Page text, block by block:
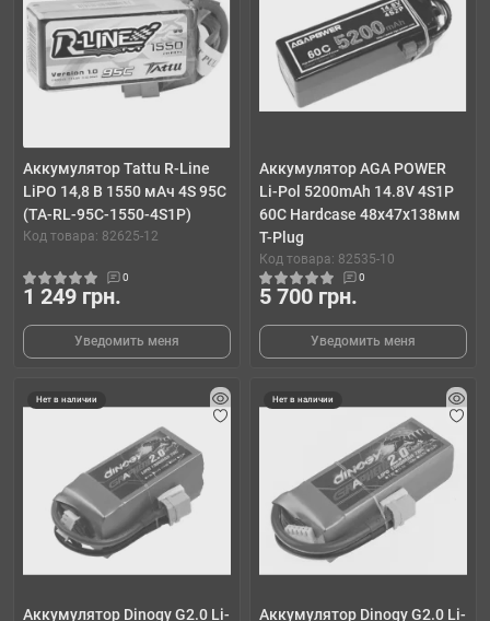
Аккумулятор Tattu R-Line
LiPO 14,8 В 1550 мАч 4S 95C
(TA-RL-95C-1550-4S1P)
Код товара: 82625-12
0
1 249 грн.
Уведомить меня
Аккумулятор AGA POWER
Li-Pol 5200mAh 14.8V 4S1P
60C Hardcase 48x47x138мм
T-Plug
Код товара: 82535-10
0
5 700 грн.
Уведомить меня
Нет в наличии
Аккумулятор Dinogy G2.0 Li-
Нет в наличии
Аккумулятор Dinogy G2.0 Li-